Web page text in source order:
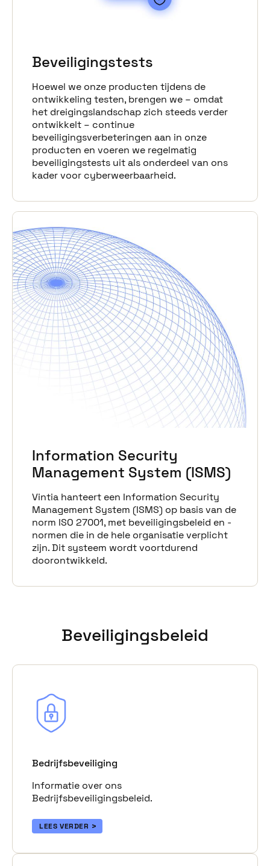
Beveiligingstests
Hoewel we onze producten tijdens de
ontwikkeling testen, brengen we – omdat
het dreigingslandschap zich steeds verder
ontwikkelt – continue
beveiligingsverbeteringen aan in onze
producten en voeren we regelmatig
beveiligingstests uit als onderdeel van ons
kader voor cyberweerbaarheid.
Information Security
Management System (ISMS)
Vintia hanteert een Information Security
Management System (ISMS) op basis van de
norm ISO 27001, met beveiligingsbeleid en -
normen die in de hele organisatie verplicht
zijn. Dit systeem wordt voortdurend
doorontwikkeld.
Beveiligingsbeleid
Bedrijfsbeveiliging
Informatie over ons
Bedrijfsbeveiligingsbeleid.
LEES VERDER